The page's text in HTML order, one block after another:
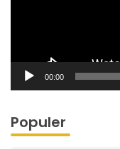
00:00
Populer